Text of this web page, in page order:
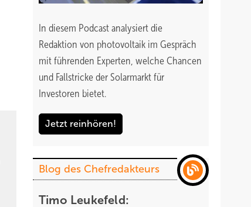
In diesem Podcast analysiert die
Redaktion von photovoltaik im Gespräch
mit führenden Experten, welche Chancen
und Fallstricke der Solarmarkt für
Investoren bietet.
Jetzt reinhören!
Blog des Chefredakteurs
Timo Leukefeld: